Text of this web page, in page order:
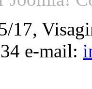
17,
e-mail: